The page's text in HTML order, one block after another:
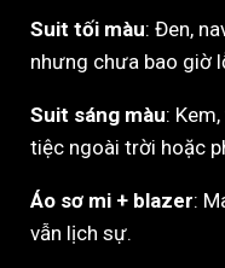
Suit tối màu: Đen,
nhưng chưa bao giờ
Suit sáng màu:
tiệc ngoài trời hoặc
Áo sơ mi + blazer:
vẫn lịch sự.